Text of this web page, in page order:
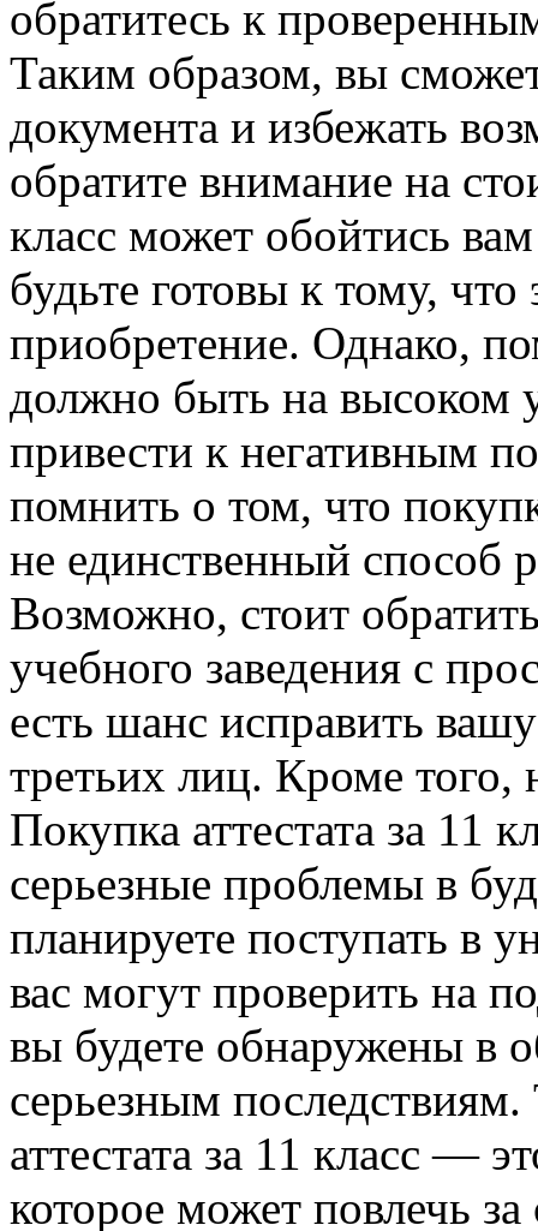
обратитесь к
Таким образом, вы
документа и избежать
обратите внимание на
класс может обойтись
будьте готовы к тому,
приобретение. Однако,
должно быть на высоком
привести к негативным
помнить о том, что
не единственный способ
Возможно, стоит
учебного заведения с
есть шанс исправить
третьих лиц. Кроме того,
Покупка аттестата за 11
серьезные проблемы в
планируете поступать в
вас могут проверить на
вы будете обнаружены в
серьезным
аттестата за 11 класс —
которое может повлечь